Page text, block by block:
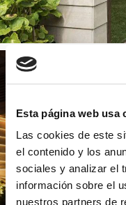
Esta página web usa
Las cookies de este
el contenido y los
sociales y analizar el
información sobre el
nuestros partners de